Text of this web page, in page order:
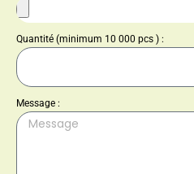
Quantité (minimum 10 000 pcs ) :
Message :